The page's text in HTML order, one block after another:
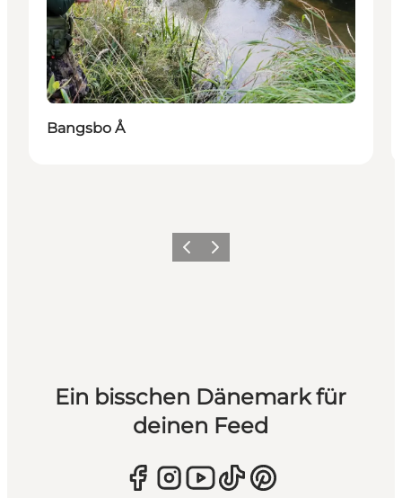
Bangsbo Å
ZurückWeiter
Ein bisschen Dänemark für
deinen Feed